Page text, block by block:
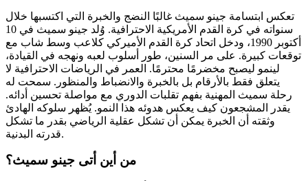
تعكس ابتسامة جينو سميث غالبًا النضج والخبرة التي اكتسبها خلال
سنواته في كرة القدم الأمريكية الاحترافية. وُلد جينو سميث في 10
أكتوبر 1990، ودخل اتحاد كرة القدم الأميركي كلاعب وسط شاب مع
توقعات كبيرة. على مر السنين، طور أسلوب لعبه ونهجه في القيادة،
لينمو ليصبح مخضرمًا محترمًا. العمر في الرياضات الاحترافية لا
يتعلق فقط بالأرقام بل بالخبرة والانضباط والمنظور. سمحت له
رحلة سميث المهنية بفهم تقلبات الدوري مع مواصلة تحسين أدائه.
يقدر المشجعون كيف يعكس هدوئه هذا النمو. يُظهر سلوكه الهادئ
وثقته أن الخبرة يمكن أن تشكل عقلية الرياضي بقدر ما تشكل
قدرته البدنية.
من أين أتى جينو سميث؟